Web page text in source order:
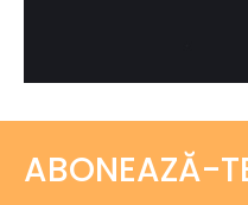
ABONEAZĂ-